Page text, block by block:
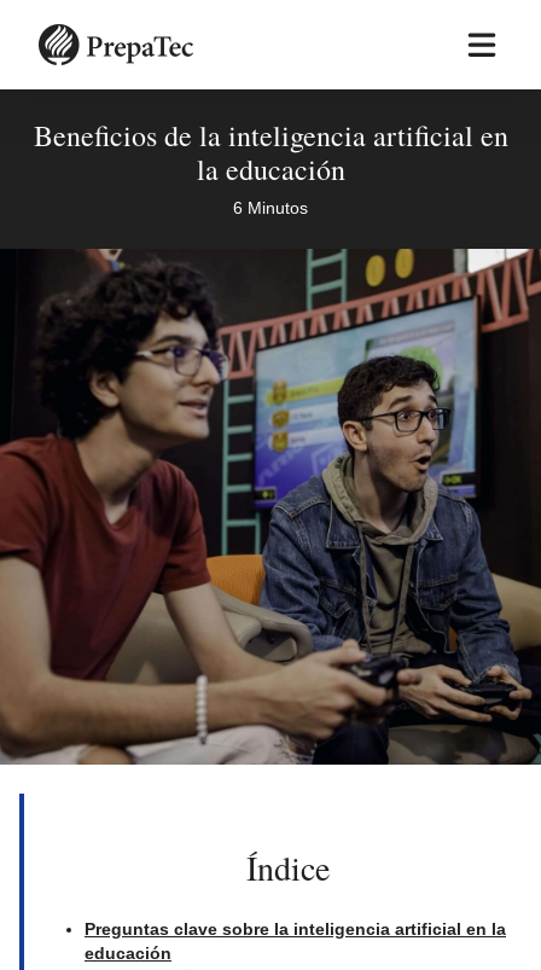
contenido
principal
Beneficios de la inteligencia artificial en
la educación​
6 Minutos
Índice
Preguntas clave sobre la inteligencia artificial en la
educación